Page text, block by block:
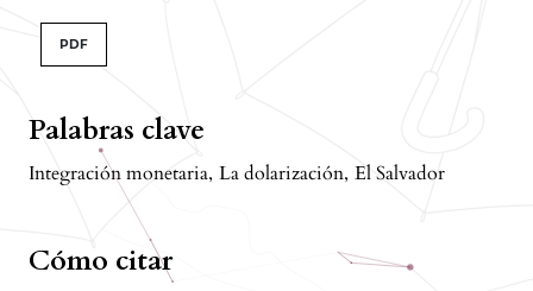
Palabras clave
Integración monetaria, La dolarización, El Salvador
Cómo citar
PDF